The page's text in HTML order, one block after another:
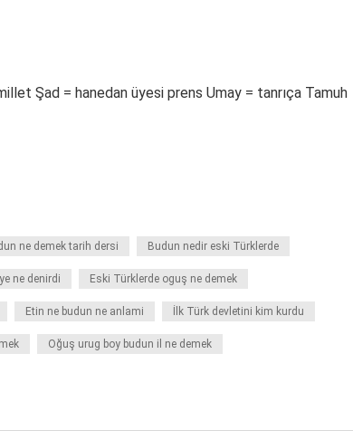
Şad = hanedan üyesi prens Umay = tanrıça Tamuh
ne demek tarih dersi Budun nedir eski Türklerde
ne denirdi Eski Türklerde oguş ne demek
Etin ne budun ne anlami İlk Türk devletini kim kurdu
Oğuş urug boy budun il ne demek